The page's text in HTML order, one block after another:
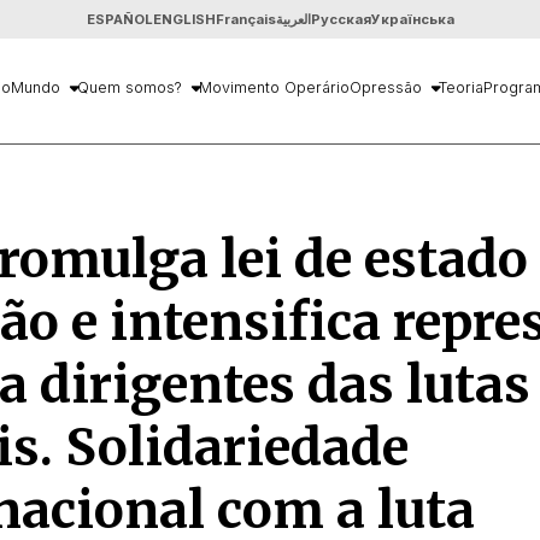
ESPAÑOLENGLISHFrançaisالعربيةРусскаяУкраїнська
Mundo Quem somos? Movimento OperárioOpressão Teoria
lei de estado
e intensifica
dirigentes das lutas
Solidariedade
com a luta